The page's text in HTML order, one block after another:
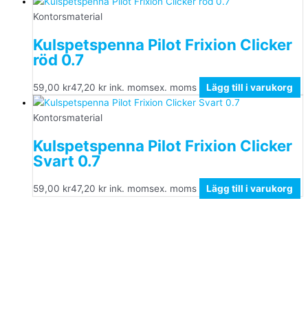
Kontorsmaterial
Kulspetspenna Pilot Frixion Clicker
röd 0.7
59,00 kr47,20 kr ink. momsex. moms Lägg till i varukorg
Kontorsmaterial
Kulspetspenna Pilot Frixion Clicker
Svart 0.7
59,00 kr47,20 kr ink. momsex. moms Lägg till i varukorg